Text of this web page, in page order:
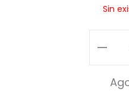
Sin
Pin